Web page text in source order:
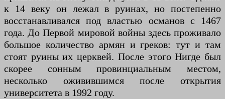
к 14 веку он лежал в руинах, но постепенно
восстанавливался под властью османов с 1467
года. До Первой мировой войны здесь проживало
большое количество армян и греков: тут и там
стоят руины их церквей. После этого Нигде был
скорее сонным провинциальным местом,
несколько оживившимся после открытия
университета в 1992 году.